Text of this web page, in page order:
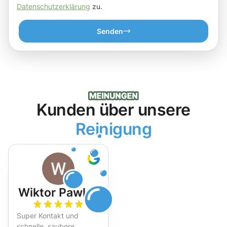
Datenschutzerklärung zu.
Senden
Kunden über unsere
Reinigung
Wiktor Pawlak
Super Kontakt und